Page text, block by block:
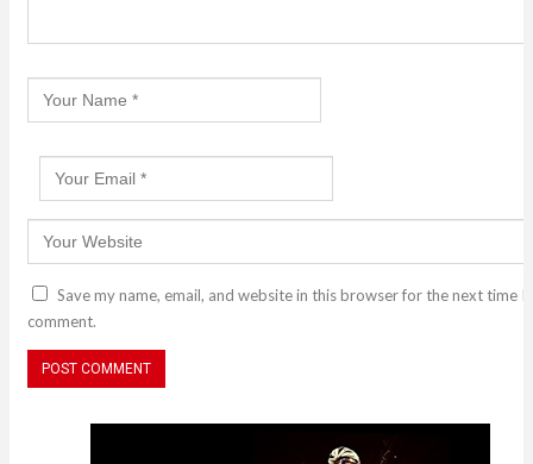
Save my name, email, and website in this browser for the next time I
comment.